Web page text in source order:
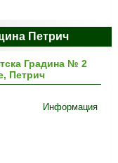
Петрич
Градина № 2
Петрич
Информация